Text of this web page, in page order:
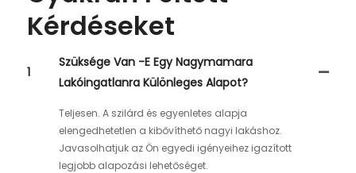
Kérdéseket
1
Szüksége Van -e Egy Nagymamara
Lakóingatlanra Különleges Alapot?
Teljesen. A szilárd és egyenletes alapja
elengedhetetlen a kibővíthető nagyi lakáshoz.
Javasolhatjuk az Ön egyedi igényeihez igazított
legjobb alapozási lehetőséget.